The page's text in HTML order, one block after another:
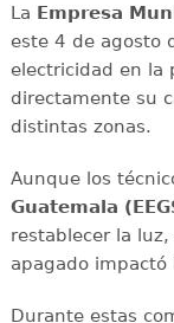
La Empresa
este 4 de agosto
electricidad en la
directamente su
distintas zonas.
Aunque los
Guatemala
restablecer la
apagado
Durante estas